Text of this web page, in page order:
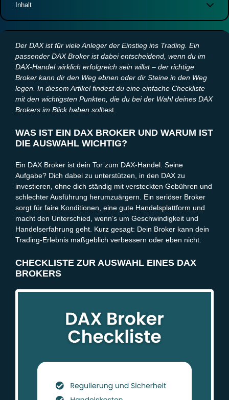
Inhalt
Was ist ein DAX Broker und warum ist die Auswahl wichtig?
Regulierung und Sicherheit
Handelskosten und Gebührenstruktur
Handelsplattform und Technologie
Orderausführung und Liquidität
Kundenservice und Unterstützung
Bildungsressourcen und Marktanalysen
Hebelwirkung und Risikomanagement
Der DAX ist für viele Anleger der Einstieg ins Trading. Ein
passender DAX Broker ist dabei entscheidend, wenn du im
DAX-Handel wirklich erfolgreich sein willst – der richtige
Broker kann dir den Weg ebnen oder dir Steine in den Weg
legen. In diesem Artikel findest du eine einfache Checkliste
mit den wichtigsten Punkten, die du bei der Wahl deines DAX
Brokers im Blick haben solltest.
WAS IST EIN DAX BROKER UND WARUM IST
DIE AUSWAHL WICHTIG?
Ein DAX Broker ist dein Tor zum DAX-Handel. Seine
Aufgabe? Dich dabei zu unterstützen, in den DAX zu
investieren, ohne dich ständig mit versteckten Gebühren und
schlechter Ausführung herumzuärgern. Ein seriöser Broker
sorgt für faire Konditionen, eine gute Handelsplattform und
macht den Unterschied, wenn’s um Geschwindigkeit und
Handelserfahrung geht. Kurz gesagt: Dein Broker kann dein
Trading-Erlebnis maßgeblich verbessern oder eben nicht.
CHECKLISTE ZUR AUSWAHL EINES DAX
BROKERS